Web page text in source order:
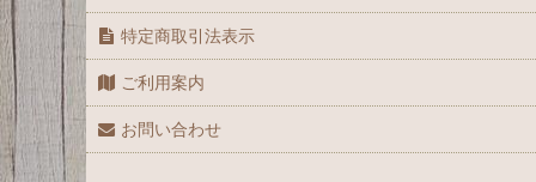
特定商取引法表示
ご利用案内
お問い合わせ